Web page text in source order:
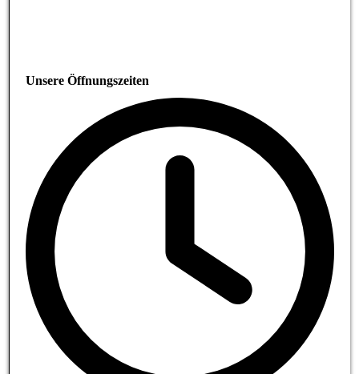
Unsere Öffnungszeiten